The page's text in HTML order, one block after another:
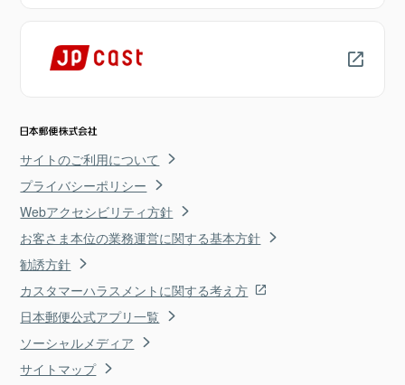
サイトのご利用について
プライバシーポリシー
Webアクセシビリティ方針
お客さま本位の業務運営に関する基本方針
勧誘方針
カスタマーハラスメントに関する考え方
日本郵便公式アプリ一覧
ソーシャルメディア
サイトマップ